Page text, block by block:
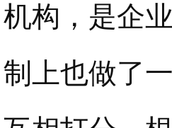
机构，是企
制上也做了